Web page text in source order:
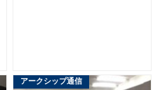
アークシップ通信